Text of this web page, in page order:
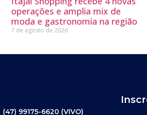
operações e amplia mix de
moda e gastronomia na região
7 de agosto de 2026
(47) 99175-6620 (VIVO)